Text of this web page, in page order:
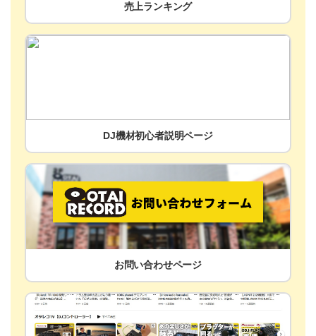
売上ランキング
DJ機材初心者説明ページ
お問い合わせページ